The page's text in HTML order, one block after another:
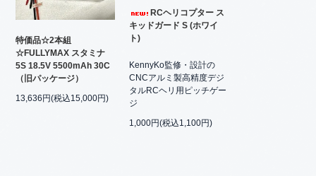
特価品☆2本組
☆FULLYMAX スタミナ
5S 18.5V 5500mAh 30C
（旧パッケージ）
13,636円(税込15,000円)
RCヘリコプター ス
キッドガード S (ホワイ
ト)
KennyKo監修・設計の
CNCアルミ製高精度デジ
タルRCヘリ用ピッチゲー
ジ
1,000円(税込1,100円)